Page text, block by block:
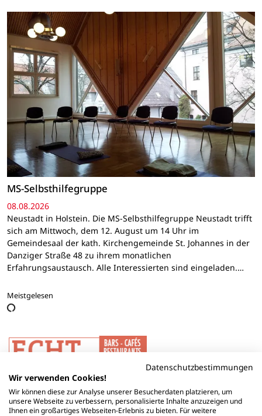
MS-Selbsthilfegruppe
08.08.2026
Neustadt in Holstein. Die MS-Selbsthilfegruppe Neustadt trifft
sich am Mittwoch, dem 12. August um 14 Uhr im
Gemeindesaal der kath. Kirchengemeinde St. Johannes in der
Danziger Straße 48 zu ihrem monatlichen
Erfahrungsaustausch. Alle Interessierten sind eingeladen.…
Meistgelesen
Datenschutzbestimmungen
Wir verwenden Cookies!
Wir können diese zur Analyse unserer Besucherdaten platzieren, um
unsere Webseite zu verbessern, personalisierte Inhalte anzuzeigen und
Ihnen ein großartiges Webseiten-Erlebnis zu bieten. Für weitere